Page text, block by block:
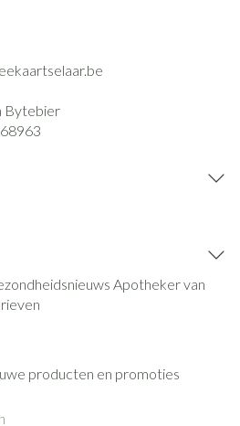
Bytebier
Apotheker van
producten en promoties